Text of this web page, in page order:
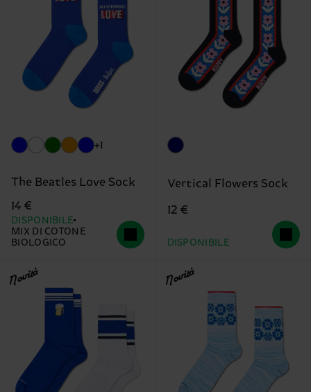
+1
The Beatles Love Sock
14 €
DISPONIBILE
MIX DI COTONE
BIOLOGICO
Vertical Flowers Sock
12 €
DISPONIBILE
Novità Novità